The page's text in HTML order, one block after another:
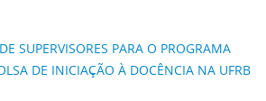
SUPERVISORES PARA O PROGRAMA
DE INICIAÇÃO À DOCÊNCIA NA UFRB